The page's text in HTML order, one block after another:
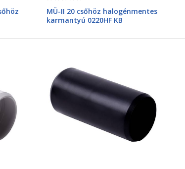
0%
MÜ-II 20 csőhöz halogénmentes
karmantyú 0220HF KB